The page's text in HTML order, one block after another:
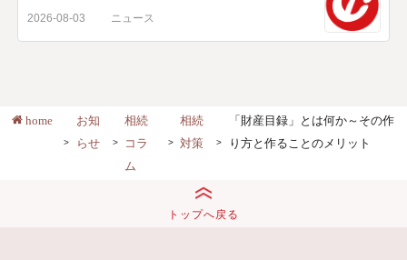
2026-08-03 ニュース
home
お知
らせ
相続
コラ
ム
相続
対策
「財産目録」とは何か～その作
り方と作ることのメリット
トップへ戻る